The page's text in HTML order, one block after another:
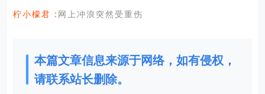
柠小檬君 : 网上冲浪突然受重伤
本篇文章信息来源于网络，如有侵权，
请联系站长删除。